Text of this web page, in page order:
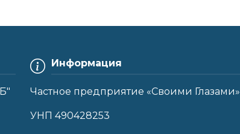
Информация
Частное предприятие «Своими Глазами»
УНП 490428253